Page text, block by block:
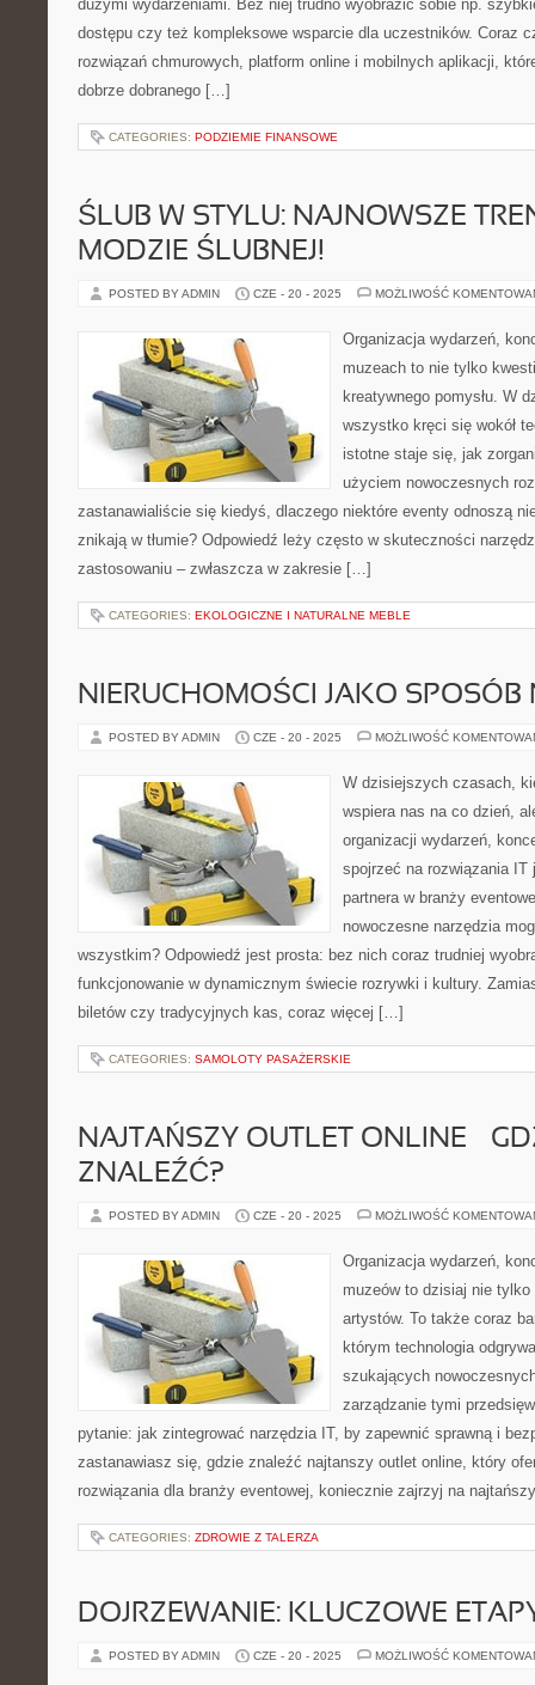
dużymi wydarzeniami. Bez niej trudno wyobrazić sobie np.
dostępu czy też kompleksowe wsparcie dla uczestników. Coraz
rozwiązań chmurowych, platform online i mobilnych aplikacji,
dobrze dobranego […]
CATEGORIES: PODZIEMIE FINANSOWE
ŚLUB W STYLU: NAJNOWSZE
MODZIE ŚLUBNEJ!
POSTED BY ADMIN CZE - 20 - 2025 MOŻLIWOŚĆ
Organizacja wydarzeń,
muzeach to nie tylko
kreatywnego pomysłu. W
wszystko kręci się wokół
istotne staje się, jak
użyciem nowoczesnych
zastanawialiście się kiedyś, dlaczego niektóre eventy odnoszą
znikają w tłumie? Odpowiedź leży często w skuteczności
zastosowaniu – zwłaszcza w zakresie […]
CATEGORIES: EKOLOGICZNE I NATURALNE MEBLE
NIERUCHOMOŚCI JAKO SPOSÓB
POSTED BY ADMIN CZE - 20 - 2025 MOŻLIWOŚĆ
W dzisiejszych czasach,
wspiera nas na co dzień,
organizacji wydarzeń,
spojrzeć na rozwiązania IT
partnera w branży
nowoczesne narzędzia
wszystkim? Odpowiedź jest prosta: bez nich coraz trudniej
funkcjonowanie w dynamicznym świecie rozrywki i kultury.
biletów czy tradycyjnych kas, coraz więcej […]
CATEGORIES: SAMOLOTY PASAŻERSKIE
NAJTAŃSZY OUTLET ONLINE –
ZNALEŹĆ?
POSTED BY ADMIN CZE - 20 - 2025 MOŻLIWOŚĆ
Organizacja wydarzeń,
muzeów to dzisiaj nie
artystów. To także coraz
którym technologia
szukających
zarządzanie tymi
pytanie: jak zintegrować narzędzia IT, by zapewnić sprawną i
zastanawiasz się, gdzie znaleźć najtanszy outlet online, który
rozwiązania dla branży eventowej, koniecznie zajrzyj na
CATEGORIES: ZDROWIE Z TALERZA
DOJRZEWANIE: KLUCZOWE
POSTED BY ADMIN CZE - 20 - 2025 MOŻLIWOŚĆ